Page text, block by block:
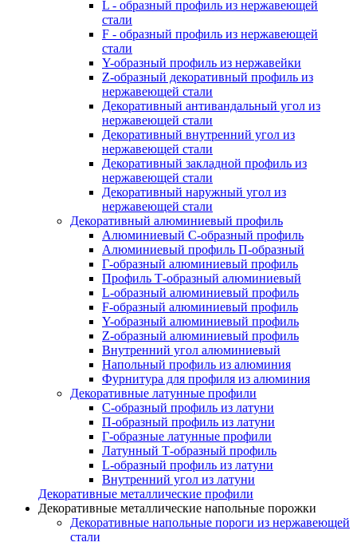
L - образный профиль из нержавеющей
стали
F - образный профиль из нержавеющей
стали
Y-образный профиль из нержавейки
Z-образный декоративный профиль из
нержавеющей стали
Декоративный антивандальный угол из
нержавеющей стали
Декоративный внутренний угол из
нержавеющей стали
Декоративный закладной профиль из
нержавеющей стали
Декоративный наружный угол из
нержавеющей стали
Декоративный алюминиевый профиль
Алюминиевый С-образный профиль
Алюминиевый профиль П-образный
Г-образный алюминиевый профиль
Профиль Т-образный алюминиевый
L-образный алюминиевый профиль
F-образный алюминиевый профиль
Y-образный алюминиевый профиль
Z-образный алюминиевый профиль
Внутренний угол алюминиевый
Напольный профиль из алюминия
Фурнитура для профиля из алюминия
Декоративные латунные профили
C-образный профиль из латуни
П-образный профиль из латуни
Г-образные латунные профили
Латунный Т-образный профиль
L-образный профиль из латуни
Внутренний угол из латуни
Декоративные металлические профили
Декоративные металлические напольные порожки
Декоративные напольные пороги из нержавеющей
стали